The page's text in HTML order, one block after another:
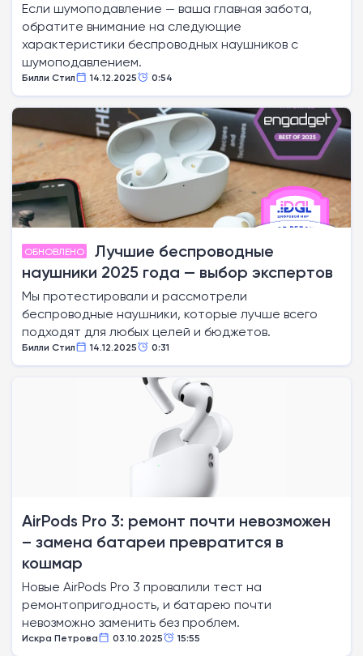
Если шумоподавление — ваша главная забота,
обратите внимание на следующие
характеристики беспроводных наушников с
шумоподавлением.
Билли Стил 14.12.2025 0:54
ОБНОВЛЕНО
Лучшие беспроводные
наушники 2025 года — выбор экспертов
Мы протестировали и рассмотрели
беспроводные наушники, которые лучше всего
подходят для любых целей и бюджетов.
Билли Стил 14.12.2025 0:31
AirPods Pro 3: ремонт почти невозможен
– замена батареи превратится в
кошмар
Новые AirPods Pro 3 провалили тест на
ремонтопригодность, и батарею почти
невозможно заменить без проблем.
Искра Петрова 03.10.2025 15:55